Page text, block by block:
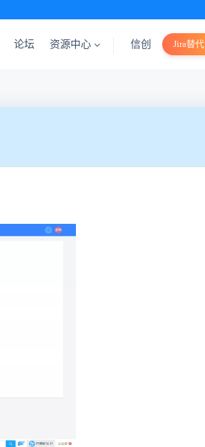
论坛 资源中心 信创 Jira替代